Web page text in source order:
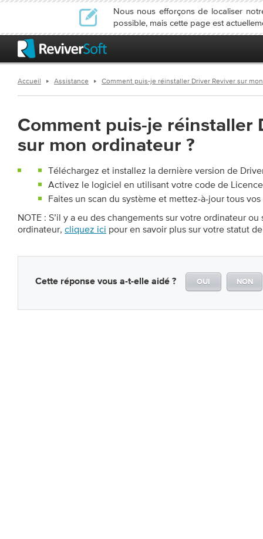
Nous nous efforçons de localiser
possible, mais cette page est
Accueil Assistance Comment puis-je réinstaller Driver Reviver sur
Comment puis-je réinstaller
sur mon ordinateur ?
Téléchargez et installez la dernière version de
Activez le logiciel en utilisant votre code de
Faites un scan du système et mettez-à-jour tous vos
NOTE : S’il y a eu des changements sur votre ordinateur
ordinateur, cliquez ici pour en savoir plus sur votre statut
Cette réponse vous a-t-elle aidé ? OUI NON